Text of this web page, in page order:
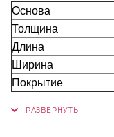
Основа
Толщина
Длина
Ширина
Покрытие